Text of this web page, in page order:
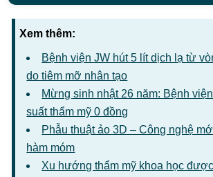
Xem thêm:
Bệnh viện JW hút 5 lít dịch lạ từ
do tiêm mỡ nhân tạo
Mừng sinh nhật 26 năm: Bệnh
suất thẩm mỹ 0 đồng
Phẫu thuật ảo 3D – Công nghệ
hàm móm
Xu hướng thẩm mỹ khoa học